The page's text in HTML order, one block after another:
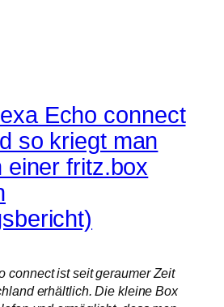
Echo connect
so kriegt man
einer fritz.box
connect ist seit geraumer Zeit
erhältlich. Die kleine Box